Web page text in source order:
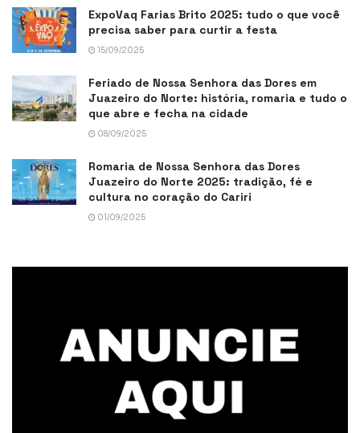
ExpoVaq Farias Brito 2025: tudo o que você
precisa saber para curtir a festa
15/09/2025
Feriado de Nossa Senhora das Dores em
Juazeiro do Norte: história, romaria e tudo o
que abre e fecha na cidade
08/09/2025
Romaria de Nossa Senhora das Dores
Juazeiro do Norte 2025: tradição, fé e
cultura no coração do Cariri
01/09/2025